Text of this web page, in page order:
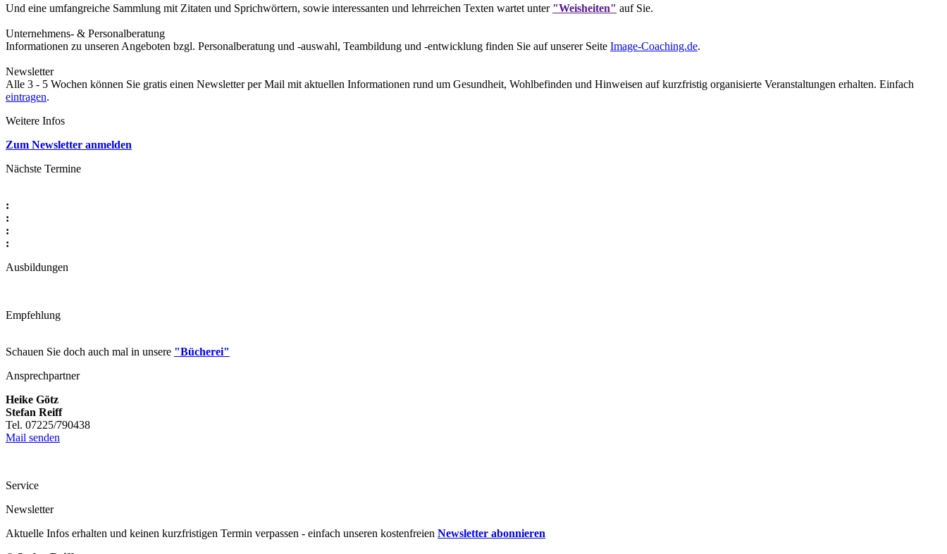
Und eine umfangreiche Sammlung mit Zitaten und Sprichwörtern, sowie interessanten und lehrreichen Texten wartet unter "Weisheiten" auf Sie.
Unternehmens- & Personalberatung
Informationen zu unseren Angeboten bzgl. Personalberatung und -auswahl, Teambildung und -entwicklung finden Sie auf unserer Seite Image-Coaching.de.
Newsletter
Alle 3 - 5 Wochen können Sie gratis einen Newsletter per Mail mit aktuellen Informationen rund um Gesundheit, Wohlbefinden und Hinweisen auf kurzfristig organisierte Veranstaltungen erhalten. Einfach
eintragen.
Weitere Infos
Zum Newsletter anmelden
Nächste Termine
:
:
:
:
Ausbildungen
Empfehlung
Schauen Sie doch auch mal in unsere "Bücherei"
Ansprechpartner
Heike Götz
Stefan Reiff
Tel. 07225/790438
Mail senden
Service
Newsletter
Aktuelle Infos erhalten und keinen kurzfristigen Termin verpassen - einfach unseren kostenfreien Newsletter abonnieren